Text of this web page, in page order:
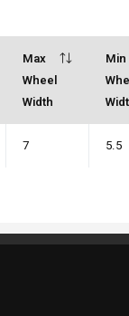
Max
Wheel
Width
Min
7 5.5